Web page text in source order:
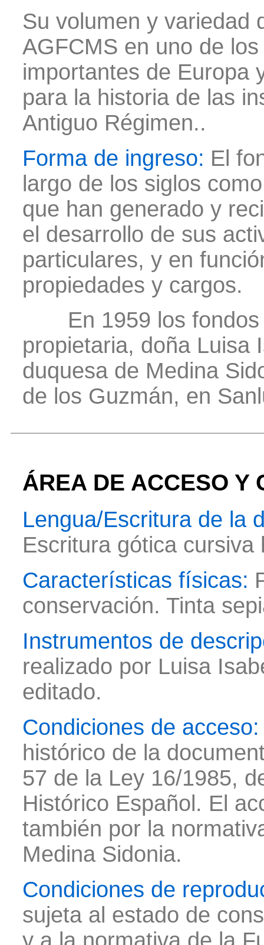
Su volumen y variedad
AGFCMS en uno de
importantes de Europa
para la historia de las
Antiguo Régimen..
Forma de ingreso: El
largo de los siglos
que han generado y
el desarrollo de sus
particulares, y en
propiedades y cargos.
En 1959 los fondos
propietaria, doña Luisa
duquesa de Medina
de los Guzmán, en
ÁREA DE ACCESO Y
Lengua/Escritura de la
Escritura gótica cursiva
Características físicas:
conservación. Tinta
Instrumentos de
realizado por Luisa
editado.
Condiciones de acceso:
histórico de la
57 de la Ley 16/1985,
Histórico Español. El
también por la
Medina Sidonia.
Condiciones de
sujeta al estado de